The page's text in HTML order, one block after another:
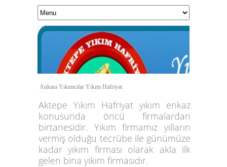
Ankara Yıkımcılar Yıkım Hafriyat
Aktepe Yıkım Hafriyat yıkım enkaz
konusunda öncü firmalardan
birtanesidir. Yıkım firmamız yılların
vermiş olduğu tecrübe ile günümüze
kadaryıkım firması olarak akla ilk
gelen bina yıkım firmasıdır.